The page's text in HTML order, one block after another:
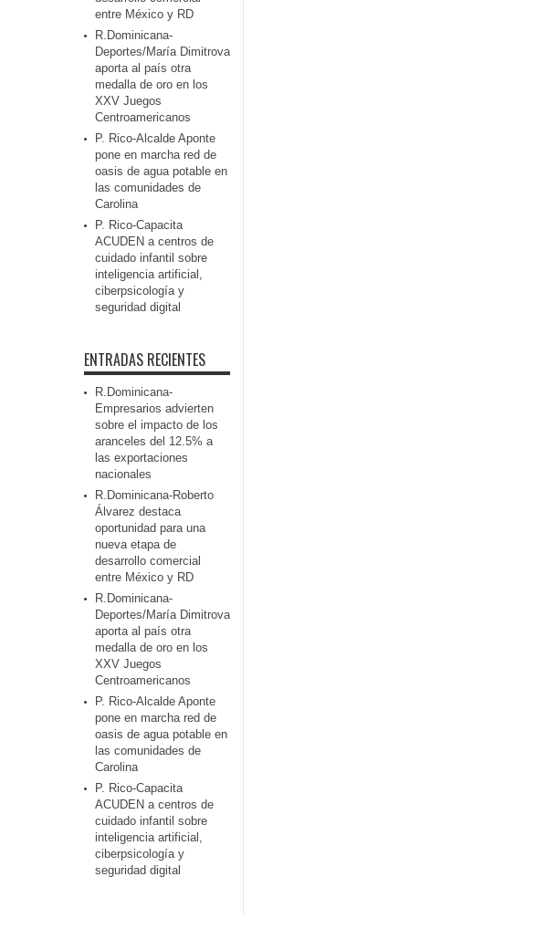
entre México y RD
R.Dominicana-
Deportes/María Dimitrova
aporta al país otra
medalla de oro en los
XXV Juegos
Centroamericanos
P. Rico-Alcalde Aponte
pone en marcha red de
oasis de agua potable en
las comunidades de
Carolina
P. Rico-Capacita
ACUDEN a centros de
cuidado infantil sobre
inteligencia artificial,
ciberpsicología y
seguridad digital
ENTRADAS RECIENTES
R.Dominicana-
Empresarios advierten
sobre el impacto de los
aranceles del 12.5% a
las exportaciones
nacionales
R.Dominicana-Roberto
Álvarez destaca
oportunidad para una
nueva etapa de
desarrollo comercial
entre México y RD
R.Dominicana-
Deportes/María Dimitrova
aporta al país otra
medalla de oro en los
XXV Juegos
Centroamericanos
P. Rico-Alcalde Aponte
pone en marcha red de
oasis de agua potable en
las comunidades de
Carolina
P. Rico-Capacita
ACUDEN a centros de
cuidado infantil sobre
inteligencia artificial,
ciberpsicología y
seguridad digital